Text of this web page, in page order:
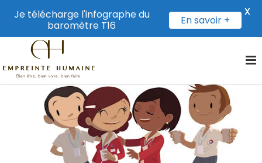
Je télécharge l'infographe du
baromètre T16
En savoir +
X